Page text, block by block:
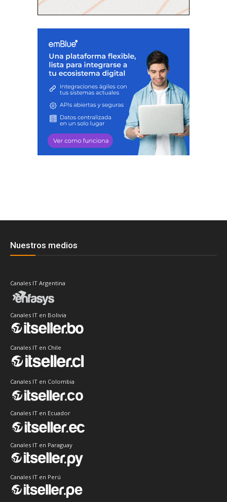
Nuestros medios
Canales IT Argentina
Canales IT en Bolivia
Canales IT en Chile
Canales IT en Colombia
Canales IT en Ecuador
Canales IT en Paraguay
Canales IT en Perú